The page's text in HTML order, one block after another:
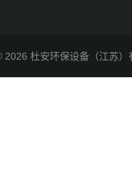
2026 杜安环保设备（江